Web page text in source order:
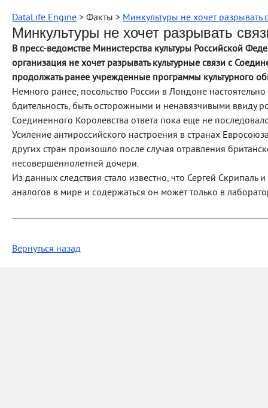
DataLife Engine > Факты > Минкультуры не хочет разрывать
Минкультуры не хочет разрывать
В пресс-ведомстве Министерства культуры Российской
организация не хочет разрывать культурные связи с
продолжать ранее учрежденные программы культурного
Немного ранее, посольство России в Лондоне
бдительность, быть осторожными и ненавязчивыми ввиду
Соединенного Королевства ответа пока еще не
Усиление антироссийского настроения в странах
других стран произошло после случая отравления
несовершеннолетней дочери.
Из данных следствия стало известно, что Сергей Скрипаль
аналогов в мире и содержаться он может только в
Вернуться назад